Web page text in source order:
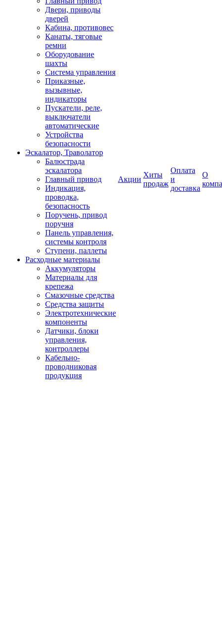
Двери, приводы
дверей
Кабина, противовес
Канаты, тяговые
ремни
Оборудование
шахты
Система управления
Приказные,
вызывные,
индикаторы
Пускатели, реле,
выключатели
автоматические
Устройства
безопасности
Эскалатор, Траволатор
Балюстрада
эскалатора
Главный привод
Индикация,
проводка,
безопасность
Поручень, привод
поручня
Панель управления,
системы контроля
Ступени, паллеты
Расходные материалы
Аккумуляторы
Материалы для
крепежа
Смазочные средства
Средства защиты
Электротехнические
компоненты
Датчики, блоки
управления,
контроллеры
Кабельно-
проводниковая
продукция
Акции
Хиты
продаж
Оплата
и
доставка
О